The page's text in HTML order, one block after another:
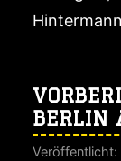
BERLIN